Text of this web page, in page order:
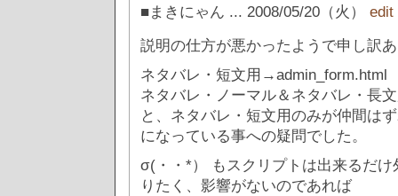
■まきにゃん ... 2008/05/20（火） edit
説明の仕方が悪かったようで申し訳
ネタバレ・短文用→admin_form.html
ネタバレ・ノーマル＆ネタバレ・長
と、ネタバレ・短文用のみが仲間は
になっている事への疑問でした。
σ(・・*） もスクリプトは出来るだ
りたく、影響がないのであれば